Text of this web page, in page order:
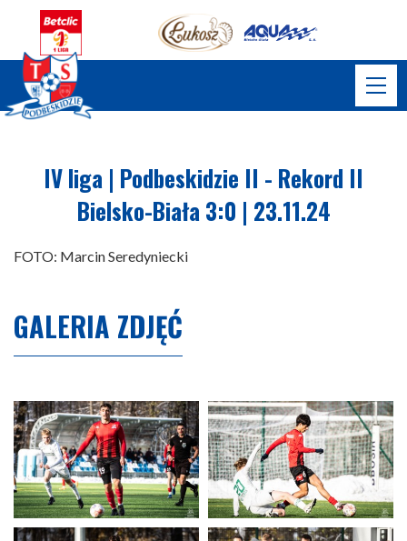
IV liga | Podbeskidzie II - Rekord II
Bielsko-Biała 3:0 | 23.11.24
FOTO: Marcin Seredyniecki
GALERIA ZDJĘĆ